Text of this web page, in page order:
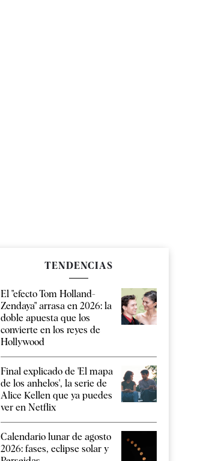
TENDENCIAS
El "efecto Tom Holland-
Zendaya" arrasa en 2026: la
doble apuesta que los
convierte en los reyes de
Hollywood
Final explicado de 'El mapa
de los anhelos', la serie de
Alice Kellen que ya puedes
ver en Netflix
Calendario lunar de agosto
2026: fases, eclipse solar y